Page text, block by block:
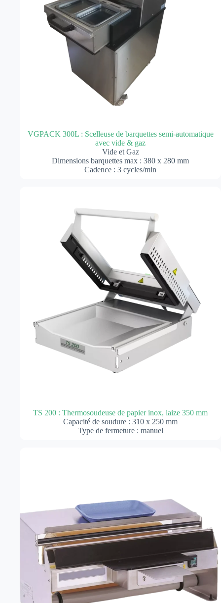
VGPACK 300L : Scelleuse de barquettes semi-automatique
avec vide & gaz
Vide et Gaz
Dimensions barquettes max : 380 x 280 mm
Cadence : 3 cycles/min
TS 200 : Thermosoudeuse de papier inox, laize 350 mm
Capacité de soudure : 310 x 250 mm
Type de fermeture : manuel